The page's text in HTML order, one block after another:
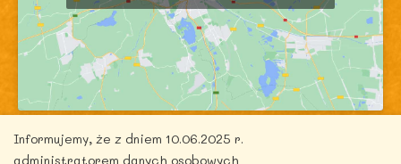
Informujemy, że z dniem 10.06.2025 r.
administratorem danych osobowych